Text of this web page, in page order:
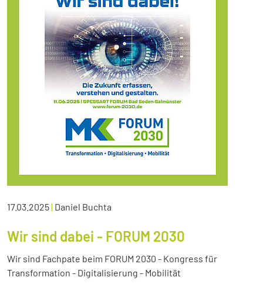
17.03.2025| Daniel Buchta
Wir sind dabei - FORUM 2030
Wir sind Fachpate beim FORUM 2030 - Kongress für
Transformation - Digitalisierung - Mobilität